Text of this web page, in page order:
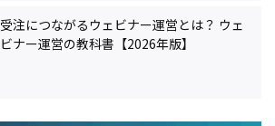
受注につながるウェビナー運営とは？ ウェ
ビナー運営の教科書【2026年版】